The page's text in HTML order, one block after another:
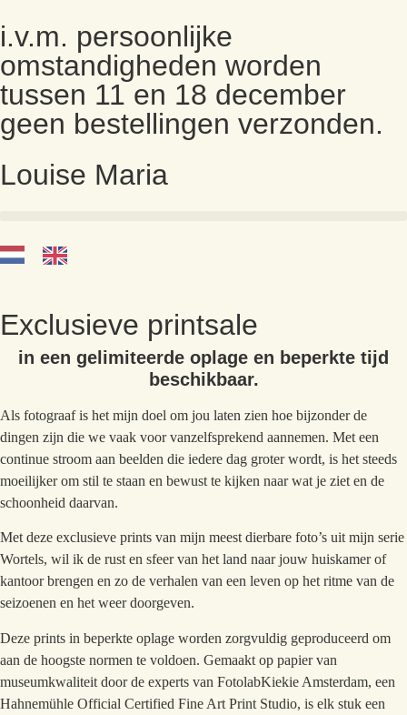
i.v.m. persoonlijke
omstandigheden worden
tussen 11 en 18 december
geen bestellingen verzonden.
Louise Maria
Exclusieve printsale
in een gelimiteerde oplage en beperkte tijd
beschikbaar.
Als fotograaf is het mijn doel om jou laten zien hoe bijzonder de
dingen zijn die we vaak voor vanzelfsprekend aannemen. Met een
continue stroom aan beelden die iedere dag groter wordt, is het steeds
moeilijker om stil te staan en bewust te kijken naar wat je ziet en de
schoonheid daarvan.
Met deze exclusieve prints van mijn meest dierbare foto’s uit mijn serie
Wortels, wil ik de rust en sfeer van het land naar jouw huiskamer of
kantoor brengen en zo de verhalen van een leven op het ritme van de
seizoenen en het weer doorgeven.
Deze prints in beperkte oplage worden zorgvuldig geproduceerd om
aan de hoogste normen te voldoen. Gemaakt op papier van
museumkwaliteit door de experts van FotolabKiekie Amsterdam, een
Hahnemühle Official Certified Fine Art Print Studio, is elk stuk een